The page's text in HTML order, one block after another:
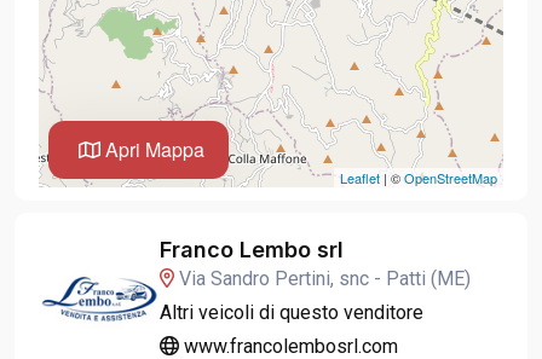
Apri Mappa
Leaflet | ©OpenStreetMap
Franco Lembo srl
Via Sandro Pertini, snc - Patti (ME)
Altri veicoli di questo venditore
www.francolembosrl.com